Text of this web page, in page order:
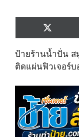
Share
on
X
(
T
w
i
r
)
ป้ายร้านน้ำปั่น ส
ติดแผ่นฟิวเจอร์